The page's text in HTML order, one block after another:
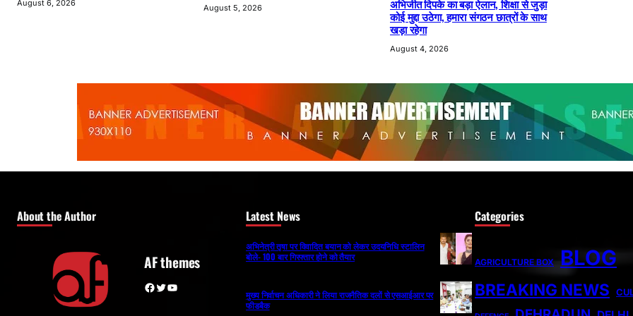
August 6, 2026 August 5, 2026
अभिजीत दिपके का बड़ा ऐलान, शिक्षा से जुड़ा
कोई मुद्दा उठेगा, हमारा संगठन छात्रों के साथ
खड़ा रहेगा
August 4, 2026
About the Author
AF themes
Facebook Twitter YouTube
Latest News
अभिनेत्री तृषा पर विवादित बयान को लेकर उदयनिधि स्टालिन
बोले- 100 बार गिरफ्तार होने को तैयार
मुख्य निर्वाचन अधिकारी ने लिया राजनैतिक दलों से एसआईआर पर
फीडबैक
Categories
AGRICULTURE BOX BLOG
BREAKING NEWS